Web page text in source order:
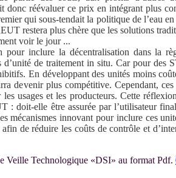
donc réévaluer ce prix en intégrant plus
qui sous-tendait la politique de l’eau
restera plus chère que les solutions
voir le jour ...
inclure la décentralisation dans la
de traitement in situ. Car pour des
En développant des unités moins
devenir plus compétitive. Cependant,
usages et les producteurs. Cette
: doit-elle être assurée par l’utilisateur
mécanismes innovant pour inclure ces
de réduire les coûts de contrôle et
Veille Technologique «DSI» au format Pdf.